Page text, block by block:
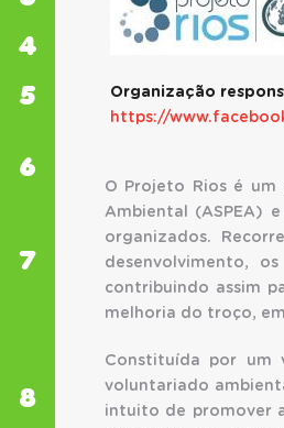
4 FINANCIAMENTO
5
ORGANIZAÇÕES
E PROJETOS
6
DE EDUCAÇÃO
AMBIENTAL
7
REDE DE
DOCENTES
8
Organização
https://
O Projeto Rios é um
Ambiental (ASPEA)
organizados.
desenvolvimento,
contribuindo assim
melhoria do troço,
Constituída por um
voluntariado
intuito de promover